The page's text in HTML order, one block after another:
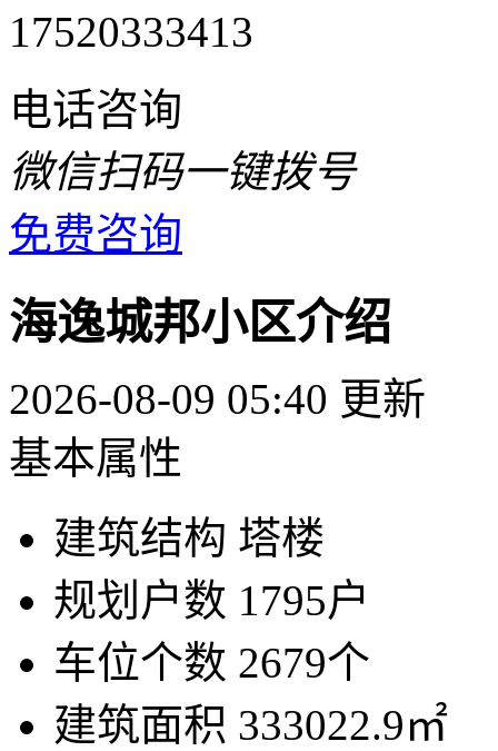
17520333413
电话咨询
微信扫码一键拨号
免费咨询
海逸城邦小区介绍
2026-08-09 05:40 更新
基本属性
建筑结构 塔楼
规划户数 1795户
车位个数 2679个
建筑面积 333022.9㎡